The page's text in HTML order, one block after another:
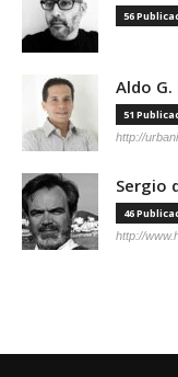
56
Aldo G.
51
http://
Sergio
46
http://